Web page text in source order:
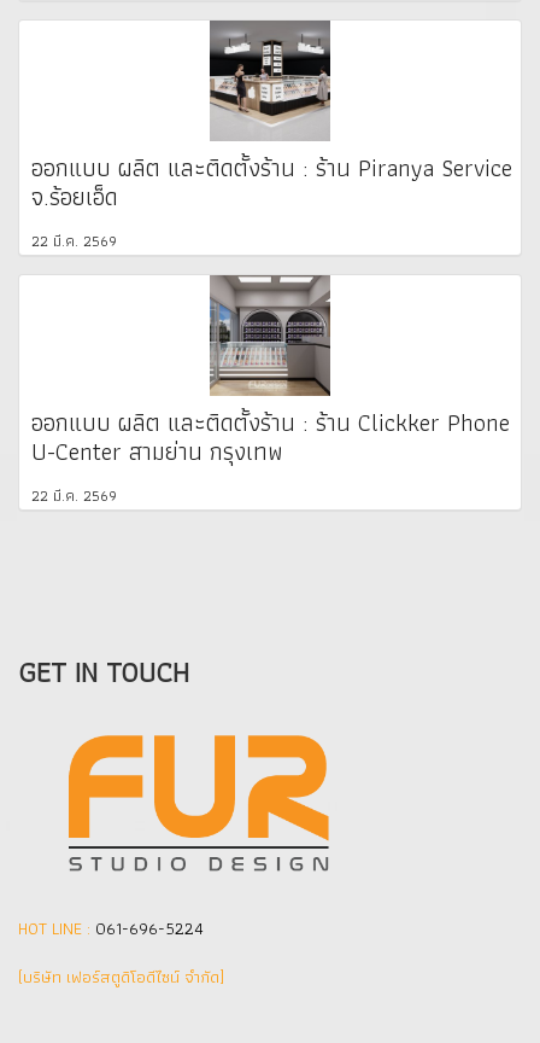
ออกแบบ ผลิต และติดตั้งร้าน : ร้าน Piranya Service
จ.ร้อยเอ็ด
22 มี.ค. 2569
ออกแบบ ผลิต และติดตั้งร้าน : ร้าน Clickker Phone
U-Center สามย่าน กรุงเทพ
22 มี.ค. 2569
GET IN TOUCH
HOT LINE : 061-696-5224
(บริษัท เฟอร์สตูดิโอดีไซน์ จำกัด]